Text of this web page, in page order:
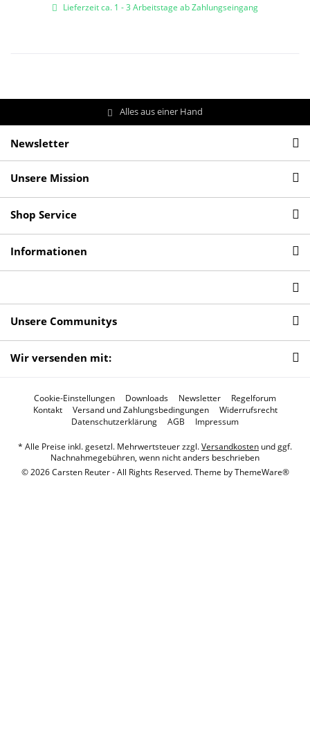
Lieferzeit ca. 1 - 3 Arbeitstage ab Zahlungseingang
Alles aus einer Hand
Newsletter
Unsere Mission
Shop Service
Informationen
Unsere Communitys
Wir versenden mit:
Cookie-Einstellungen Downloads Newsletter
Regelforum
Kontakt
Versand und Zahlungsbedingungen
Widerrufsrecht
Datenschutzerklärung
AGB Impressum
* Alle Preise inkl. gesetzl. Mehrwertsteuer zzgl.Versandkosten und ggf.
Nachnahmegebühren, wenn nicht anders beschrieben
© 2026 Carsten Reuter - All Rights Reserved. Theme byThemeWare®